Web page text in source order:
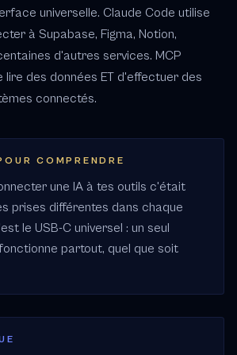
universelle. Claude Code utilise
à Supabase, Figma, Notion,
d'autres services. MCP
lire des données ET d'effectuer des
connectés.
COMPRENDRE
une IA à tes outils c'était
prises différentes dans chaque
le USB-C universel : un seul
partout, quel que soit